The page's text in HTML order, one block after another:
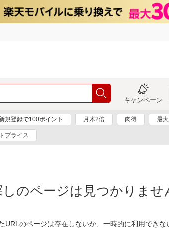
キャンペーン
規登録で100ポイント 月木2倍 肉得 最
プライス
しのページは見つかりませ
URLのページは存在しないか、一時的に利用できな